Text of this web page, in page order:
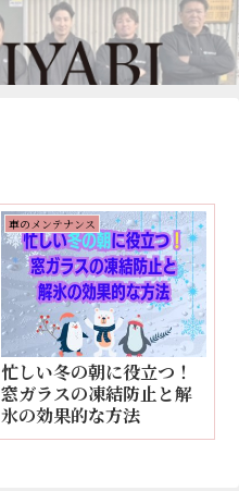
車のメンテナンス
忙しい冬の朝に役立つ！
窓ガラスの凍結防止と解
氷の効果的な方法